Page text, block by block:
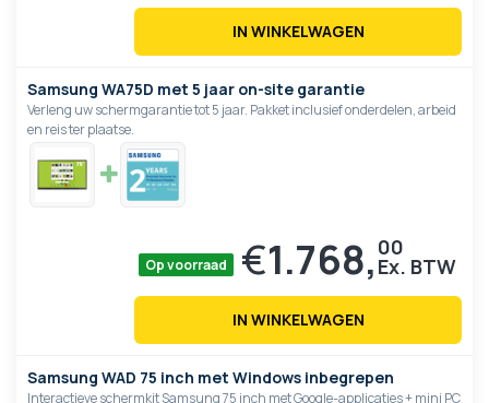
IN WINKELWAGEN
Samsung WA75D met 5 jaar on-site garantie
Verleng uw schermgarantie tot 5 jaar. Pakket inclusief onderdelen, arbeid
en reis ter plaatse.
Op voorraad €1.768, 00
IN WINKELWAGEN
Samsung WAD 75 inch met Windows inbegrepen
Interactieve schermkit Samsung 75 inch met Google-applicaties + mini PC